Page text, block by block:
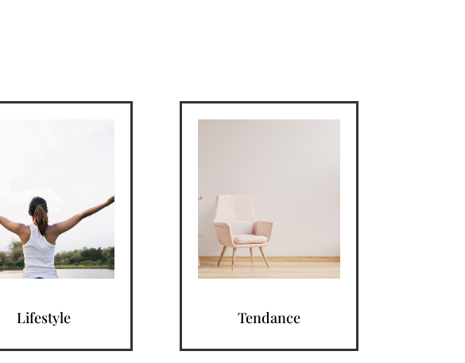
Lifestyle Tendance